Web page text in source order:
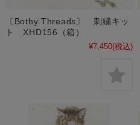
〔Bothy Threads〕 刺繍キッ
ト XHD156（箱）
¥7,450(税込)